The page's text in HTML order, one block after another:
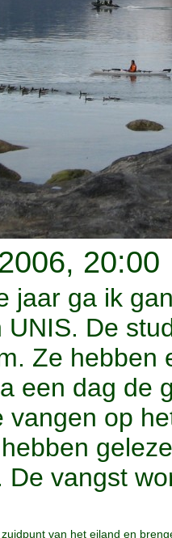
20:00
jaar ga ik
UNIS. De
Ze hebben
een dag de
vangen op
De vangst
van het eiland en